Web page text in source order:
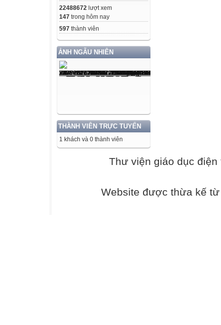
22488672 lượt xem
147 trong hôm nay
597 thành viên
ẢNH NGẪU NHIÊN
THÀNH VIÊN TRỰC TUYẾN
1 khách và 0 thành viên
- GV tổ chức
đầu, sau đó
trả lời câu hỏi
Thư viện giáo dục
Website được thừa kế